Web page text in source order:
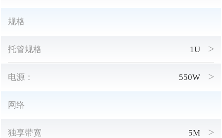
规格
托管规格 1U
电源： 550W
网络
独享带宽 5M